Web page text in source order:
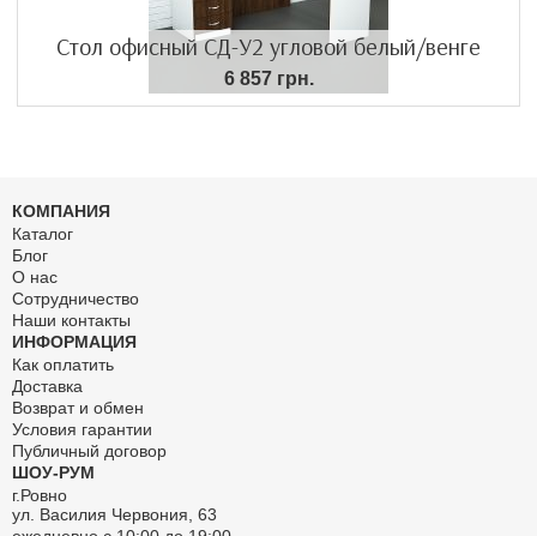
Стол офисный СД-У2 угловой белый/венге
6 857 грн.
КОМПАНИЯ
Каталог
Блог
О нас
Сотрудничество
Наши контакты
ИНФОРМАЦИЯ
Как оплатить
Доставка
Возврат и обмен
Условия гарантии
Публичный договор
ШОУ-РУМ
г.Ровно
ул. Василия Червония, 63